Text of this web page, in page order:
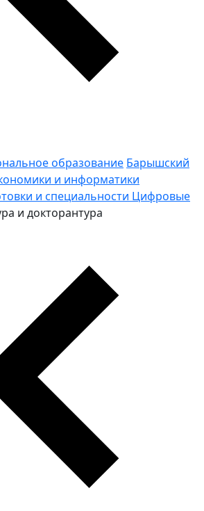
образование Барышский
и информатики
и специальности Цифровые
и докторантура